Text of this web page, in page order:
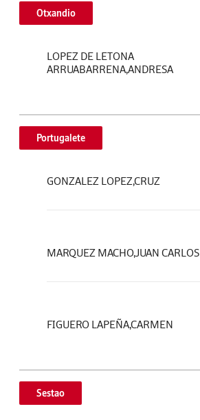
Otxandio
LOPEZ DE LETONA
ARRUABARRENA,ANDRESA
Portugalete
GONZALEZ LOPEZ,CRUZ
MARQUEZ MACHO,JUAN CARLOS
FIGUERO LAPEÑA,CARMEN
Sestao